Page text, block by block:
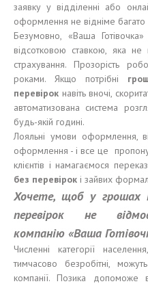
заявку у відділенні або
оформлення не відніме багато
Безумовно, «Ваша
відсотковою ставкою, яка не
страхування. Прозорість
роками. Якщо потрібні
перевірок навіть вночі,
автоматизована система
будь-якій годині.
Лояльні умови оформлення,
оформлення - і все це
клієнтів і намагаємося
без перевірок і зайвих
Хочете,щоб у грошах
перевірок не
компанію «Ваша
Численні категорії
тимчасово безробітні,
компанії. Позика допоможе